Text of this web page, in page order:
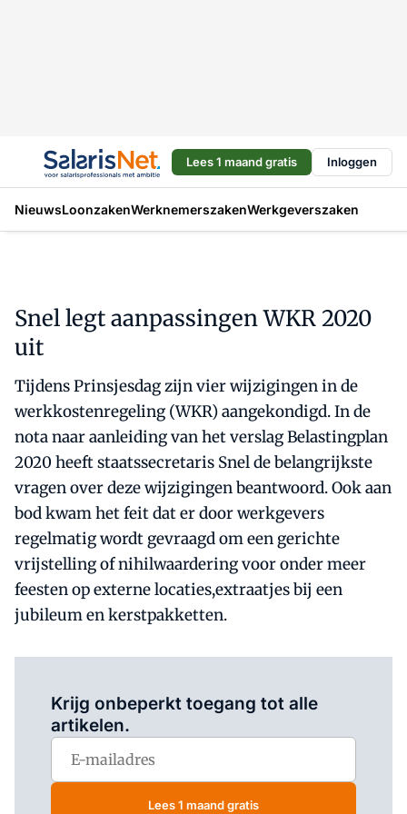
Lees 1 maand gratis Inloggen
NieuwsLoonzakenWerknemerszakenWerkgeverszaken
Snel legt aanpassingen WKR 2020
uit
Tijdens Prinsjesdag zijn vier wijzigingen in de
werkkostenregeling (WKR) aangekondigd. In de
nota naar aanleiding van het verslag Belastingplan
2020 heeft staatssecretaris Snel de belangrijkste
vragen over deze wijzigingen beantwoord. Ook aan
bod kwam het feit dat er door werkgevers
regelmatig wordt gevraagd om een gerichte
vrijstelling of nihilwaardering voor onder meer
feesten op externe locaties,extraatjes bij een
jubileum en kerstpakketten.
Krijg onbeperkt toegang tot alle
artikelen.
Lees 1 maand gratis